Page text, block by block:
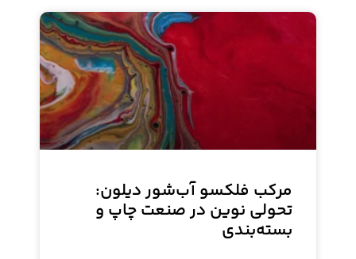
مرکب فلکسو آب‌شور دیلون:
تحولی نوین در صنعت چاپ و
بسته‌بندی